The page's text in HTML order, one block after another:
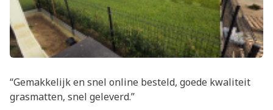
“Gemakkelijk en snel online besteld, goede kwaliteit
grasmatten, snel geleverd.”